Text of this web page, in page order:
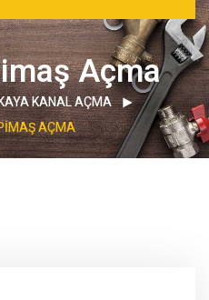
Açma
KANAL AÇMA
AÇMA